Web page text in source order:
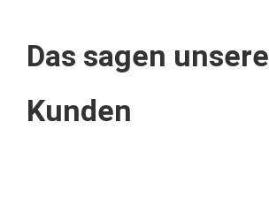
Das sagen unsere
Kunden